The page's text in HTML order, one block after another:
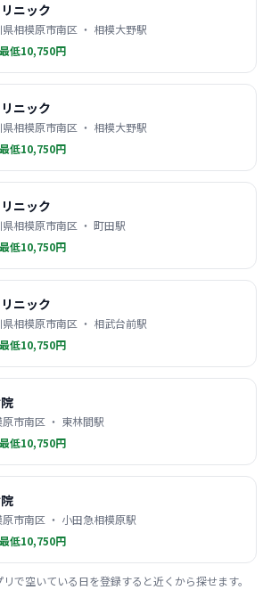
ニック
相模原市南区 ・ 相模大野駅
低10,750円
ニック
相模原市南区 ・ 相模大野駅
低10,750円
ニック
相模原市南区 ・ 町田駅
低10,750円
ニック
相模原市南区 ・ 相武台前駅
低10,750円
市南区 ・ 東林間駅
低10,750円
市南区 ・ 小田急相模原駅
低10,750円
で空いている日を登録すると近くから探せます。